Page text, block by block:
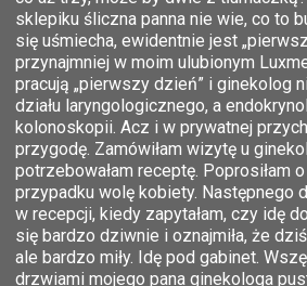
sklepiku śliczna panna nie wie, co to
się uśmiecha, ewidentnie jest
przynajmniej w moim ulubionym
pracują „pierwszy dzień” i ginekolog
działu laryngologicznego, a
kolonoskopii. Acz i w prywatnej
przygodę. Zamówiłam wizytę u
potrzebowałam receptę. Poprosiłam
przypadku wolę kobiety. Następnego
w recepcji, kiedy zapytałam, czy idę
się bardzo dziwnie i oznajmiła, że
ale bardzo miły. Idę pod gabinet.
drzwiami mojego pana ginekologa